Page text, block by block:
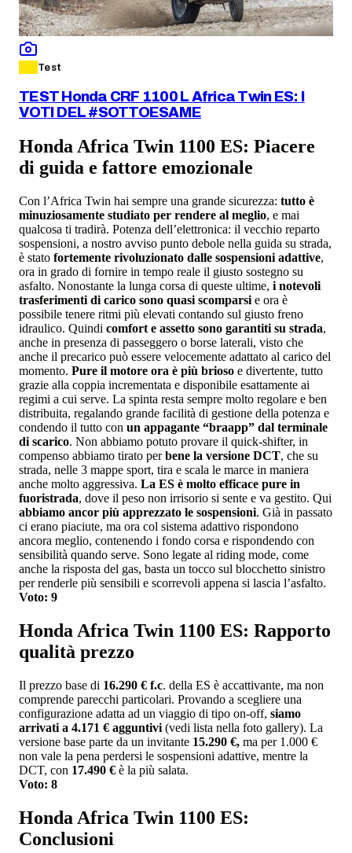
Test
TEST Honda CRF 1100 L Africa Twin ES: I
VOTI DEL #SOTTOESAME
Honda Africa Twin 1100 ES: Piacere
di guida e fattore emozionale
Con l’Africa Twin hai sempre una grande sicurezza: tutto è
minuziosamente studiato per rendere al meglio, e mai
qualcosa ti tradirà. Potenza dell’elettronica: il vecchio reparto
sospensioni, a nostro avviso punto debole nella guida su strada,
è stato fortemente rivoluzionato dalle sospensioni adattive,
ora in grado di fornire in tempo reale il giusto sostegno su
asfalto. Nonostante la lunga corsa di queste ultime, i notevoli
trasferimenti di carico sono quasi scomparsi e ora è
possibile tenere ritmi più elevati contando sul giusto freno
idraulico. Quindi comfort e assetto sono garantiti su strada,
anche in presenza di passeggero o borse laterali, visto che
anche il precarico può essere velocemente adattato al carico del
momento. Pure il motore ora è più brioso e divertente, tutto
grazie alla coppia incrementata e disponibile esattamente ai
regimi a cui serve. La spinta resta sempre molto regolare e ben
distribuita, regalando grande facilità di gestione della potenza e
condendo il tutto con un appagante “braapp” dal terminale
di scarico. Non abbiamo potuto provare il quick-shifter, in
compenso abbiamo tirato perbene la versione DCT, che su
strada, nelle 3 mappe sport, tira e scala le marce in maniera
anche molto aggressiva. La ES è molto efficace pure in
fuoristrada, dove il peso non irrisorio si sente e va gestito. Qui
abbiamo ancor più apprezzato le sospensioni. Già in passato
ci erano piaciute, ma ora col sistema adattivo rispondono
ancora meglio, contenendo i fondo corsa e rispondendo con
sensibilità quando serve. Sono legate al riding mode, come
anche la risposta del gas, basta un tocco sul blocchetto sinistro
per renderle più sensibili e scorrevoli appena si lascia l’asfalto.
Voto: 9
Honda Africa Twin 1100 ES: Rapporto
qualità prezzo
Il prezzo base di 16.290 € f.c. della ES è accattivante, ma non
comprende parecchi particolari. Provando a scegliere una
configurazione adatta ad un viaggio di tipo on-off, siamo
arrivati a 4.171 € agguntivi (vedi lista nella foto gallery). La
versione base parte da un invitante 15.290 €, ma per 1.000 €
non vale la pena perdersi le sospensioni adattive, mentre la
DCT, con 17.490 € è la più salata.
Voto: 8
Honda Africa Twin 1100 ES:
Conclusioni